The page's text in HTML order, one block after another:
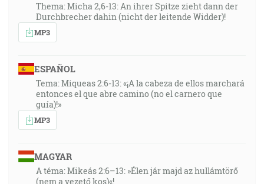
Thema: Micha 2,6-13: An ihrer Spitze zieht dann der
Durchbrecher dahin (nicht der leitende Widder)!
MP3
ESPAÑOL
Tema: Miqueas 2:6-13: «¡A la cabeza de ellos marchará
entonces el que abre camino (no el carnero que
guía)!»
MP3
MAGYAR
A téma: Mikeás 2:6–13: »Élen jár majd az hullámtörő
(nem a vezető kos)«!